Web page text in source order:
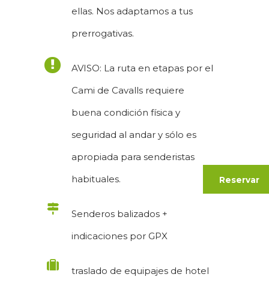
Reservar
ellas. Nos adaptamos a tus
prerrogativas.
AVISO: La ruta en etapas por el
Cami de Cavalls requiere
buena condición física y
seguridad al andar y sólo es
apropiada para senderistas
habituales.
Senderos balizados +
indicaciones por GPX
traslado de equipajes de hotel